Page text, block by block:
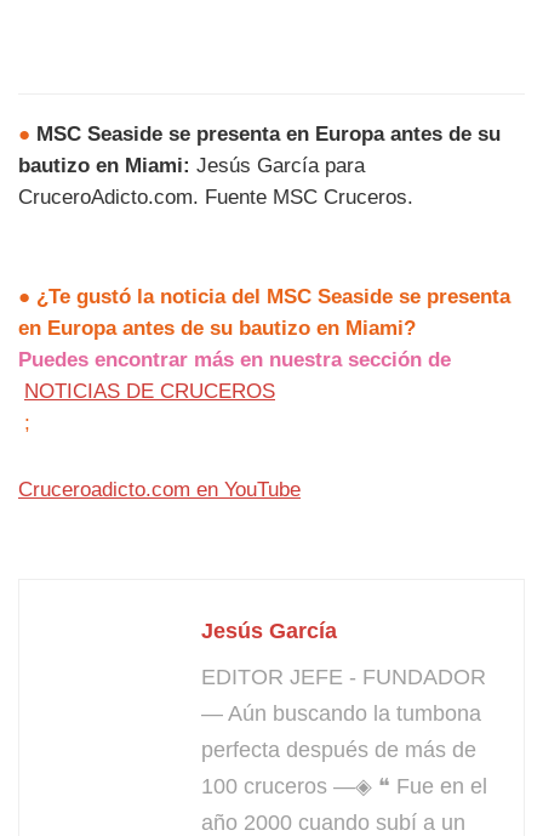
● MSC Seaside se presenta en Europa antes de su
bautizo en Miami: Jesús García para
CruceroAdicto.com. Fuente MSC Cruceros.
● ¿Te gustó la noticia del MSC Seaside se presenta
en Europa antes de su bautizo en Miami?
Puedes encontrar más en nuestra sección de
NOTICIAS DE CRUCEROS
;
Cruceroadicto.com en YouTube
Jesús García
EDITOR JEFE - FUNDADOR
— Aún buscando la tumbona
perfecta después de más de
100 cruceros —◈ ❝ Fue en el
año 2000 cuando subí a un